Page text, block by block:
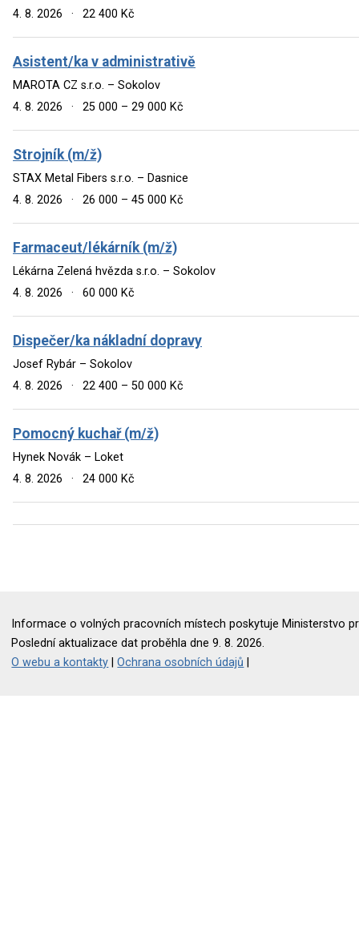
4. 8. 2026
· 22 400 Kč
Asistent/ka v administrativě
MAROTA CZ s.r.o. – Sokolov
4. 8. 2026
· 25 000 – 29 000 Kč
Strojník (m/ž)
STAX Metal Fibers s.r.o. – Dasnice
4. 8. 2026
· 26 000 – 45 000 Kč
Farmaceut/lékárník (m/ž)
Lékárna Zelená hvězda s.r.o. – Sokolov
4. 8. 2026
· 60 000 Kč
Dispečer/ka nákladní dopravy
Josef Rybár – Sokolov
4. 8. 2026
· 22 400 – 50 000 Kč
Pomocný kuchař (m/ž)
Hynek Novák – Loket
4. 8. 2026
· 24 000 Kč
Informace o volných pracovních místech poskytuje Ministerstvo
Poslední aktualizace dat proběhla dne 9. 8. 2026.
O webu a kontakty |Ochrana osobních údajů